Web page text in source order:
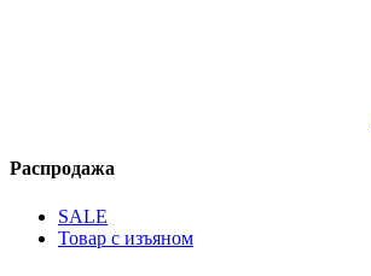
Распродажа
SALE
Товар с изъяном